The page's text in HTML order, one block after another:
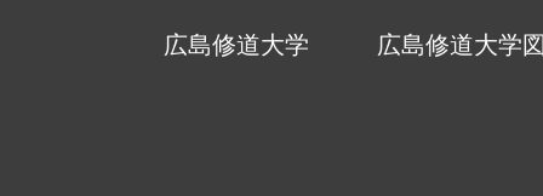
広島修道大学 広島修道大学